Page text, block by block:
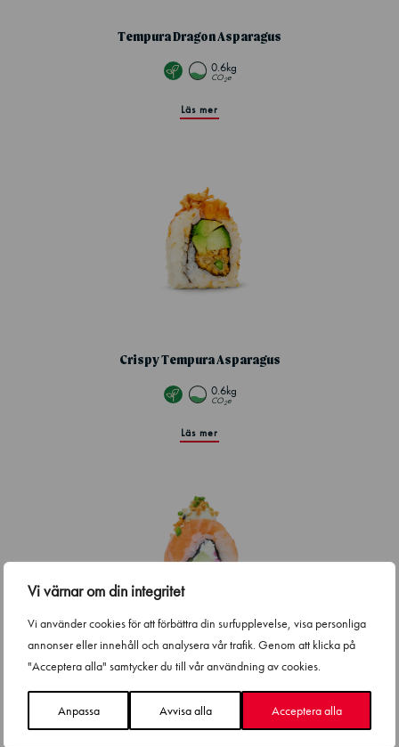
Vi värnar om din integritet
Vi använder cookies för att förbättra din surfupplevelse, visa personliga
annonser eller innehåll och analysera vår trafik. Genom att klicka på
"Acceptera alla" samtycker du till vår användning av cookies.
Anpassa Avvisa alla Acceptera alla
Tempura Dragon Asparagus
0.6kg
CO2e
Läs mer
Crispy Tempura Asparagus
0.6kg
CO2e
Läs mer
1.0kg